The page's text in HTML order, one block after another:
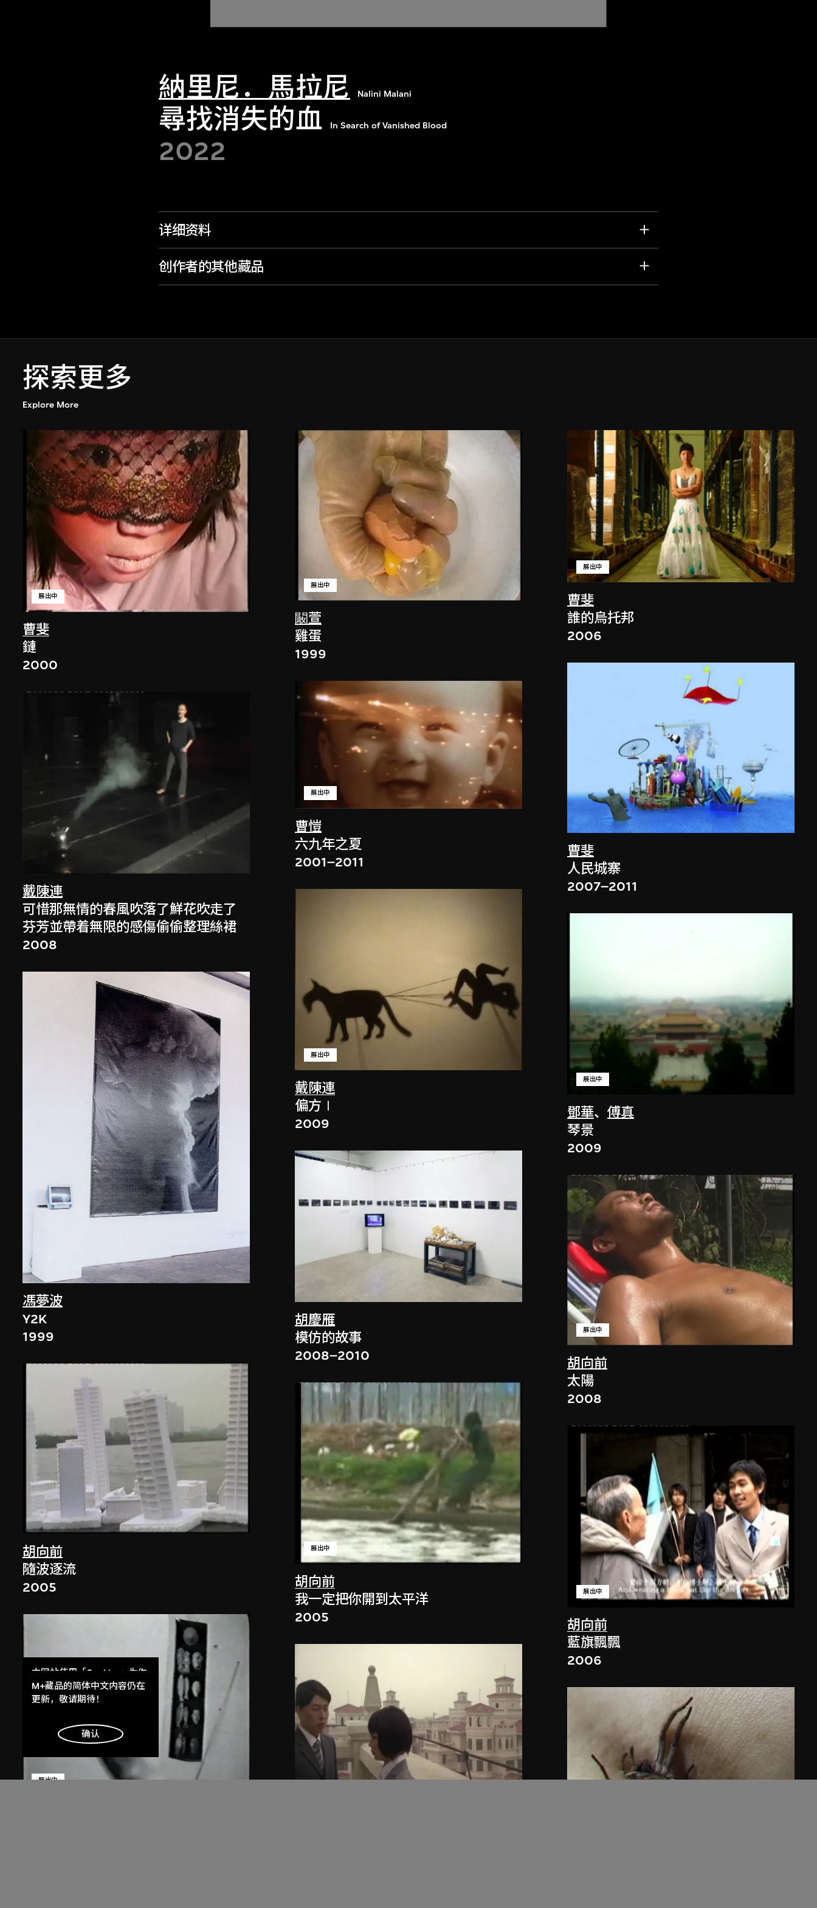
納里尼．馬拉尼 Nalini Malani
尋找消失的血 In Search of Vanished Blood
2022
详细资料
创作者的其他藏品
探索更多
Explore More
曹斐
展出中
鏈
2000
戴陳連
可惜那無情的春風吹落了鮮花吹走了
芬芳並帶着無限的感傷偷偷整理絲裙
2008
馮夢波
Y2K
1999
胡向前
隨波逐流
2005
展出中
闞萱
展出中
雞蛋
1999
曹愷
展出中
六九年之夏
2001–2011
戴陳連
展出中
偏方Ⅰ
2009
胡慶雁
模仿的故事
2008–2010
胡向前
展出中
我一定把你開到太平洋
2005
曹斐
展出中
誰的烏托邦
2006
曹斐
人民城寨
2007–2011
鄧華、傅真
展出中
琴景
2009
胡向前
展出中
太陽
2008
胡向前
展出中
藍旗飄飄
2006
本网站使用「Cookies」为你
提供最好的网站体验。
了解更多
明白
M+藏品的简体中文内容仍在
更新，敬请期待！
确认